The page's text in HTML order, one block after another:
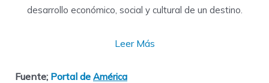
desarrollo económico, social y cultural de un destino.
Leer Más
Fuente; Portal de América